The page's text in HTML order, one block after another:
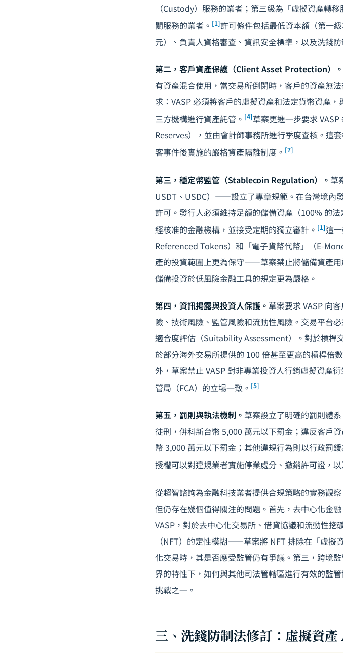
（Custody）服務的業者；第三級為「虛擬資產轉
關服務的業者。 [1]許可條件包括最低資本額（第一
元）、負責人資格審查、資訊安全標準，以及洗錢防
第二，客戶資產保護（Client Asset Protection）。
有資產混合使用，當交易所倒閉時，客戶的資產無
求：VASP 必須將客戶的虛擬資產和法定貨幣資產
三方機構進行資產託管。 [4]草案更進一步要求
Reserves），並由會計師事務所進行季度查核。這
客事件後實施的嚴格資產隔離制度。 [7]
第三，穩定幣監管（Stablecoin Regulation）。 草
USDT、USDC）——設立了專章規範。在台灣境內
許可。發行人必須維持足額的儲備資產（100% 的
經核准的金融機構，並接受定期的獨立審計。 [1]這
Referenced Tokens）和「電子貨幣代幣」（E-
產的投資範圍上更為保守——草案禁止將儲備資產
儲備投資於低風險金融工具的規定更為嚴格。
第四，資訊揭露與投資人保護。 草案要求 VASP 向
險、技術風險、監管風險和流動性風險。交易平台
適合度評估（Suitability Assessment）。對於槓
於部分海外交易所提供的 100 倍甚至更高的槓桿倍
外，草案禁止 VASP 對非專業投資人行銷虛擬資產
管局（FCA）的立場一致。 [5]
第五，罰則與執法機制。 草案設立了明確的罰則體
徒刑，併科新台幣 5,000 萬元以下罰金；違反客戶
幣 3,000 萬元以下罰金；其他違規行為則以行政罰
授權可以對違規業者實施停業處分、撤銷許可證，
從超智諮詢為金融科技業者提供合規策略的實務觀
但仍存在幾個值得關注的問題。首先，去中心化金
VASP，對於去中心化交易所、借貸協議和流動性
（NFT）的定性模糊——草案將 NFT 排除在「虛擬
化交易時，其是否應受監管仍有爭議。第三，跨
界的特性下，如何與其他司法管轄區進行有效的監
挑戰之一。
三、洗錢防制法修訂：虛擬資